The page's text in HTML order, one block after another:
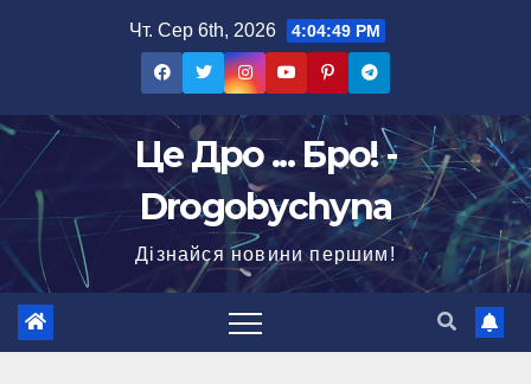
Чт. Сер 6th, 2026 4:04:50 PM
Це Дро ... Бро! -
Drogobychyna
Дізнайся новини першим!